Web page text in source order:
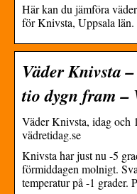
Här kan du jämföra
för Knivsta, Uppsala län.
Väder Knivsta
tio dygn fram –
Väder Knivsta, idag
vädretidag.se
Knivsta har just nu -5
förmiddagen molnigt.
temperatur på -1